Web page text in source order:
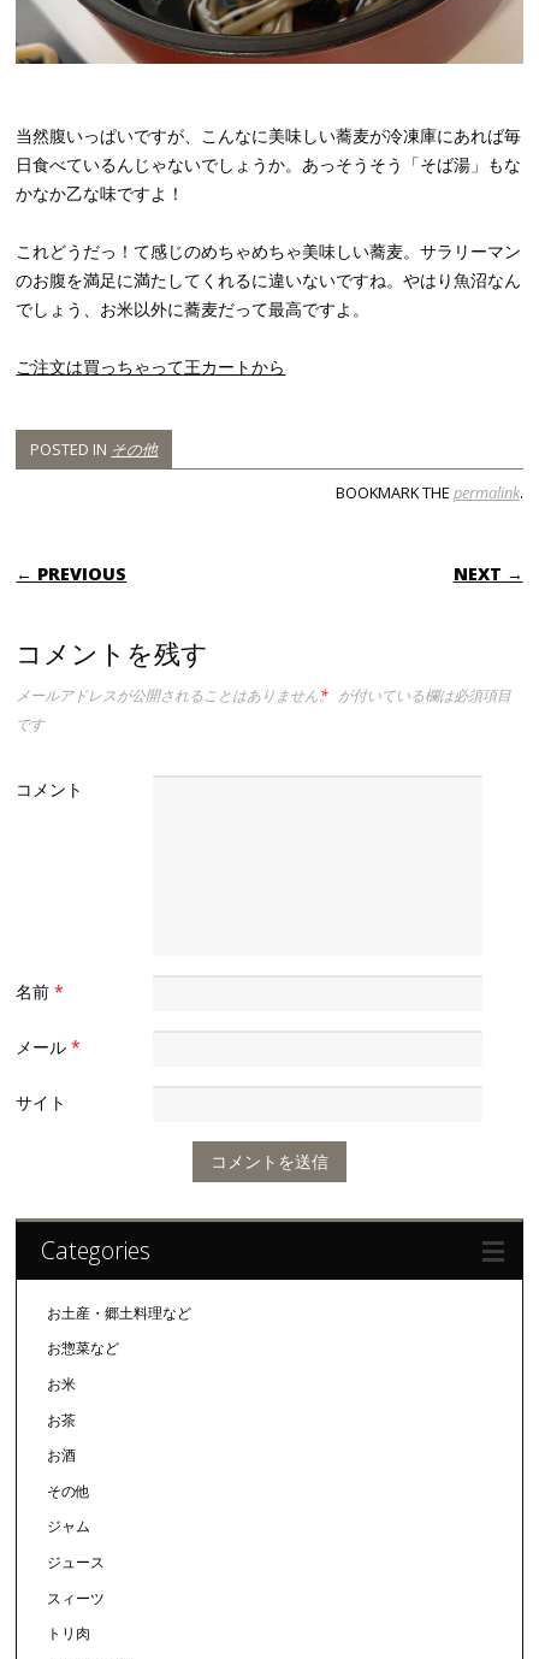
当然腹いっぱいですが、こんなに美味しい蕎麦が冷凍庫にあれば毎
日食べているんじゃないでしょうか。あっそうそう「そば湯」もな
かなか乙な味ですよ！
これどうだっ！て感じのめちゃめちゃ美味しい蕎麦。サラリーマン
のお腹を満足に満たしてくれるに違いないですね。やはり魚沼なん
でしょう、お米以外に蕎麦だって最高ですよ。
ご注文は買っちゃって王カートから
POSTED IN その他
BOOKMARK THE permalink.
POST NAVIGATION
← PREVIOUS NEXT →
コメントを残す
メールアドレスが公開されることはありません。
* が付いている欄は必須項目
です
コメント
名前*
メール*
サイト
Categories
お土産・郷土料理など
お惣菜など
お米
お茶
お酒
その他
ジャム
ジュース
スィーツ
トリ肉